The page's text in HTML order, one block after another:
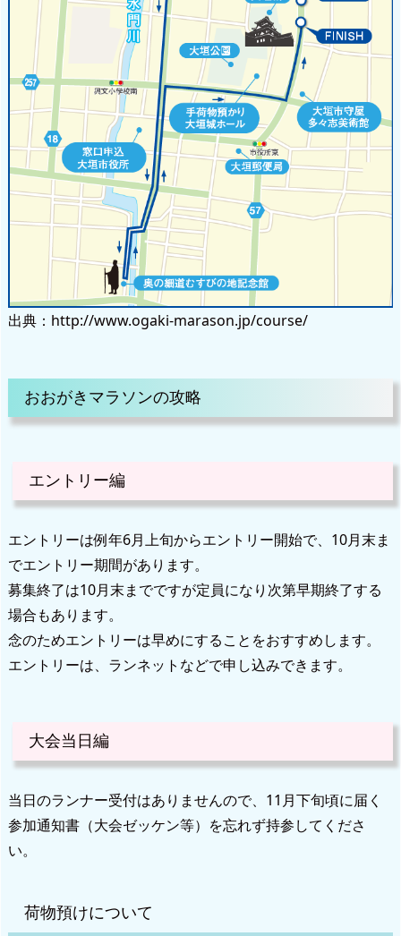
出典：http://www.ogaki-marason.jp/course/
おおがきマラソンの攻略
エントリー編
エントリーは例年6月上旬からエントリー開始で、10月末ま
でエントリー期間があります。
募集終了は10月末までですが定員になり次第早期終了する
場合もあります。
念のためエントリーは早めにすることをおすすめします。
エントリーは、ランネットなどで申し込みできます。
大会当日編
当日のランナー受付はありませんので、11月下旬頃に届く
参加通知書（大会ゼッケン等）を忘れず持参してくださ
い。
荷物預けについて